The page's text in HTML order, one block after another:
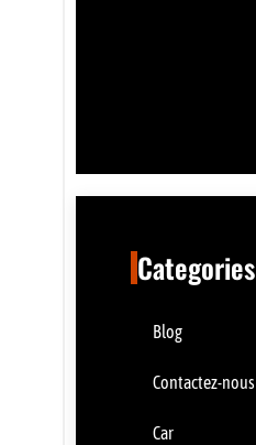
Categories
Blog
Contactez-nous
Car